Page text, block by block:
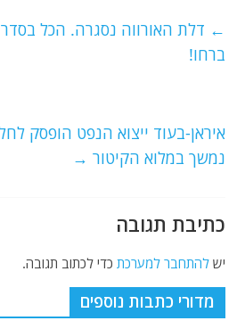
s
g
l
er
e
k
← דלת האורווה נסגרה. הכל
ברחו!
איראן-בעוד ייצוא הנפט הופסק
נמשך במלוא הקיטור →
כתיבת תגובה
ישלהתחבר למערכת כדי לכתוב תגובה.
מדורי כתבות נוספים